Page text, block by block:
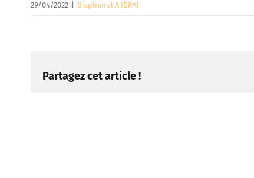
29/04/2022 Bisphénol A (BPA)
Partagez cet article !